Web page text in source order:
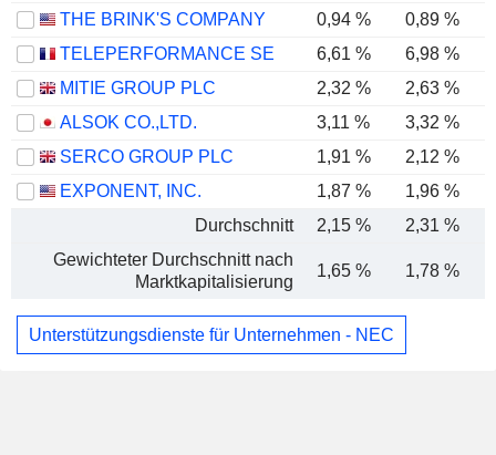
THE BRINK'S COMPANY
0,94 % 0,89 %
TELEPERFORMANCE SE
6,61 %
6,98 %
MITIE GROUP PLC
2,32 % 2,63 %
ALSOK CO.,LTD.
3,11 % 3,32 %
SERCO GROUP PLC
1,91 % 2,12 %
EXPONENT, INC.
1,87 %
1,96 %
Durchschnitt
2,15 % 2,31 %
Gewichteter Durchschnitt nach
Marktkapitalisierung
1,65 % 1,78 %
Unterstützungsdienste für Unternehmen - NEC